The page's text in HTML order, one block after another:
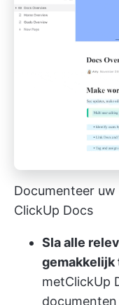
Documenteer
ClickUp Docs
Sla alle
gemakkelijk
metClickUp